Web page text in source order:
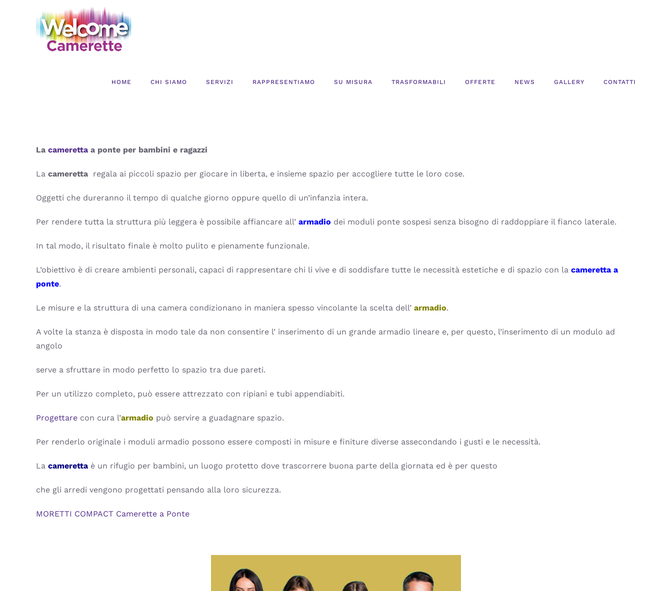
contenuto
HOME CHI SIAMO SERVIZI RAPPRESENTIAMO SU MISURA TRASFORMABILI OFFERTE NEWS GALLERY CONTATTI
La cameretta a ponte per bambini e ragazzi
La cameretta regala ai piccoli spazio per giocare in liberta, e insieme spazio per accogliere tutte le loro cose.
Oggetti che dureranno il tempo di qualche giorno oppure quello di un’infanzia intera.
Per rendere tutta la struttura più leggera è possibile affiancare all’ armadio dei moduli ponte sospesi senza bisogno di raddoppiare il fianco laterale.
In tal modo, il risultato finale è molto pulito e pienamente funzionale.
L’obiettivo è di creare ambienti personali, capaci di rappresentare chi li vive e di soddisfare tutte le necessità estetiche e di spazio con la cameretta a
ponte.
Le misure e la struttura di una camera condizionano in maniera spesso vincolante la scelta dell’ armadio.
A volte la stanza è disposta in modo tale da non consentire l’ inserimento di un grande armadio lineare e, per questo, l’inserimento di un modulo ad
angolo
serve a sfruttare in modo perfetto lo spazio tra due pareti.
Per un utilizzo completo, può essere attrezzato con ripiani e tubi appendiabiti.
Progettare con cura l’armadio può servire a guadagnare spazio.
Per renderlo originale i moduli armadio possono essere composti in misure e finiture diverse assecondando i gusti e le necessità.
La cameretta è un rifugio per bambini, un luogo protetto dove trascorrere buona parte della giornata ed è per questo
che gli arredi vengono progettati pensando alla loro sicurezza.
MORETTI COMPACT Camerette a Ponte